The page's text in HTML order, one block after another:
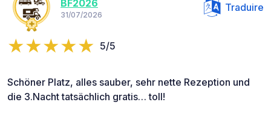
BF2026
31/07/2026
Traduire
5/5
Schöner Platz, alles sauber, sehr nette Rezeption und
die 3.Nacht tatsächlich gratis… toll!